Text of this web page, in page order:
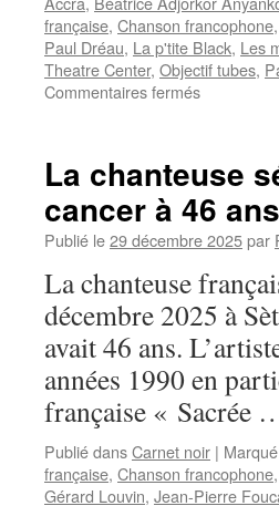
française, Chanson francophone,
Paul Dréau, La p'tite Black, Les
Theatre Center, Objectif tubes,
Commentaires ferméssur
La chanteuse
cancer à 46 ans
Publié le29 décembre 2025par
La chanteuse
décembre 2025 à
avait 46 ans.
années 1990 en
française « Sacrée
Publié dansCarnet noir |
française, Chanson francophone,
Gérard Louvin, Jean-Pierre